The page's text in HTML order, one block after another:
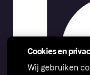
Cookies en
Wij gebruiken